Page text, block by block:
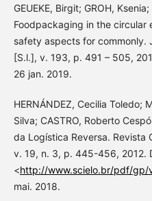
GEUEKE, Birgit; GROH,
Foodpackaging in the circular
safety aspects for commonly.
[S.l.], v. 193, p. 491 – 505,
26 jan. 2019.
HERNÁNDEZ, Cecilia Toledo;
Silva; CASTRO, Roberto
da Logística Reversa. Revista
v. 19, n. 3, p. 445-456, 2012.
<http://www.scielo.br/pdf/gp/
mai. 2018.